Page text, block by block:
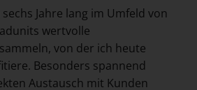
Jahre lang im Umfeld von
wertvolle
von der ich heute
Besonders spannend
Austausch mit Kunden